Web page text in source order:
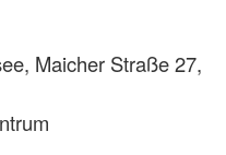
Maicher Straße 27,